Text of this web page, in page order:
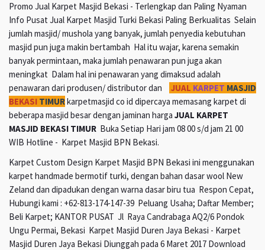
Promo Jual Karpet Masjid Bekasi - Terlengkap dan Paling Nyaman
Info Pusat Jual Karpet Masjid Turki Bekasi Paling Berkualitas Selain
jumlah masjid/ mushola yang banyak, jumlah penyedia kebutuhan
masjid pun juga makin bertambah Hal itu wajar, karena semakin
banyak permintaan, maka jumlah penawaran pun juga akan
meningkat Dalam hal ini penawaran yang dimaksud adalah
penawaran dari produsen/ distributor dan
JUAL KARPET MASJID
BEKASI TIMURkarpetmasjid co id dipercaya memasang karpet di
beberapa masjid besar dengan jaminan harga JUAL KARPET
MASJID BEKASI TIMUR Buka Setiap Hari jam 08 00 s/d jam 21 00
WIB Hotline - Karpet Masjid BPN Bekasi.
Karpet Custom Design Karpet Masjid BPN Bekasi ini menggunakan
karpet handmade bermotif turki, dengan bahan dasar wool New
Zeland dan dipadukan dengan warna dasar biru tua Respon Cepat,
Hubungi kami : +62-813-174-147-39 Peluang Usaha; Daftar Member;
Beli Karpet; KANTOR PUSAT Jl Raya Candrabaga AQ2/6 Pondok
Ungu Permai, Bekasi Karpet Masjid Duren Jaya Bekasi - Karpet
Masjid Duren Jaya Bekasi Diunggah pada 6 Maret 2017 Download